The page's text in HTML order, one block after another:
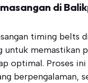
di
timing belts
untuk memastikan
optimal. Proses
berpengalaman,